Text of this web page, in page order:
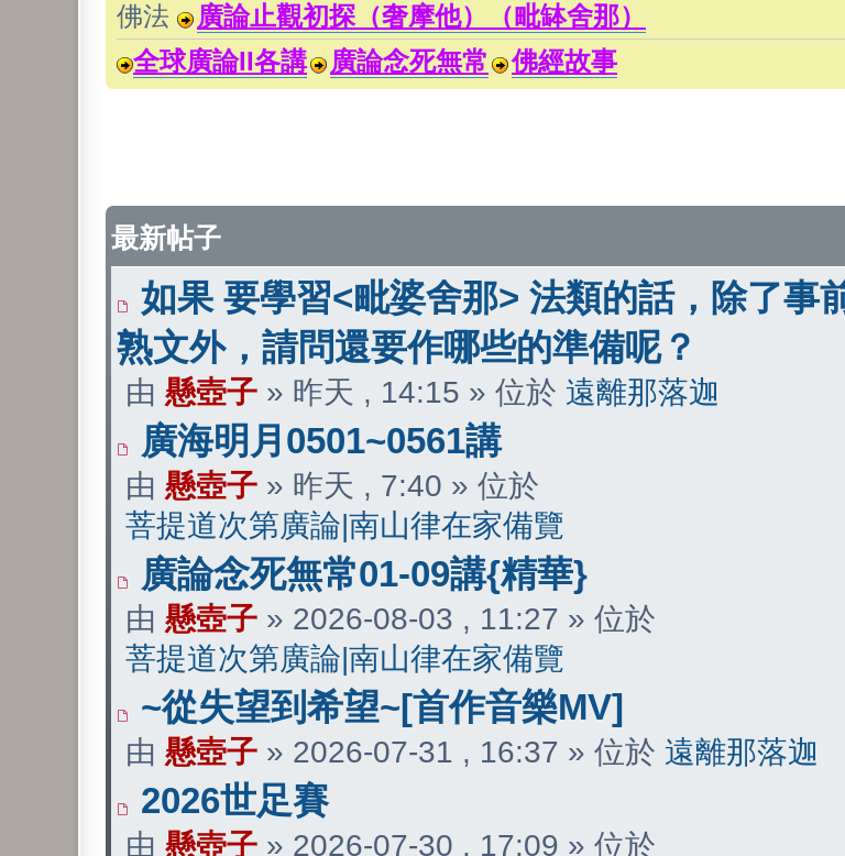
佛法
廣論止觀初探（奢摩他）（毗缽舍那）
全球廣論II各講
廣論念死無常 佛經故事
最新帖子
如果 要學習<毗婆舍那> 法類的話，除了事
熟文外，請問還要作哪些的準備呢？
由 懸壺子 » 昨天 , 14:15 » 位於 遠離那落迦
廣海明月0501~0561講
由 懸壺子 » 昨天 , 7:40 » 位於
菩提道次第廣論|南山律在家備覽
廣論念死無常01-09講{精華}
由 懸壺子 » 2026-08-03 , 11:27 » 位於
菩提道次第廣論|南山律在家備覽
~從失望到希望~[首作音樂MV]
由 懸壺子 » 2026-07-31 , 16:37 » 位於 遠離那落迦
2026世足賽
由 懸壺子 » 2026-07-30 , 17:09 » 位於